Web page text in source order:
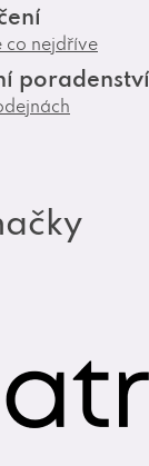
co nejdříve
poradenství